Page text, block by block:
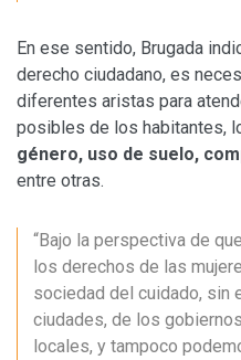
En ese sentido, Brugada
derecho ciudadano, es
diferentes aristas para
posibles de los habitantes,
género, uso de suelo,
entre otras.
“Bajo la perspectiva de
los derechos de las
sociedad del cuidado, sin
ciudades, de los
locales, y tampoco